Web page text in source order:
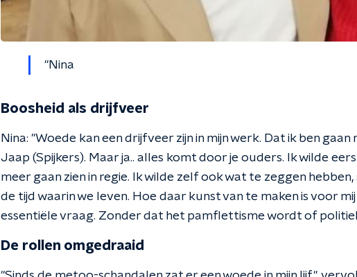
"Nina
Boosheid als drijfveer
Nina: "Woede kan een drijfveer zijn in mijn werk. Dat ik ben
Jaap (Spijkers). Maar ja.. alles komt door je ouders. Ik wilde
meer gaan zien in regie. Ik wilde zelf ook wat te zeggen
de tijd waarin we leven. Hoe daar kunst van te maken is voor
essentiële vraag. Zonder dat het pamflettisme wordt of
De rollen omgedraaid